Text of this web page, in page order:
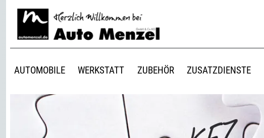
AUTOMOBILE WERKSTATT ZUBEHÖR ZUSATZDIENSTE